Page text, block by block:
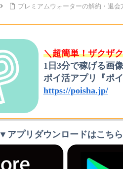
プレミアムウォーターの解約・退会
＼超簡単！ザクザ
1日3分で稼げる画
ポイ活アプリ『ポイ
https://poisha.jp/
▼アプリダウンロードはこち